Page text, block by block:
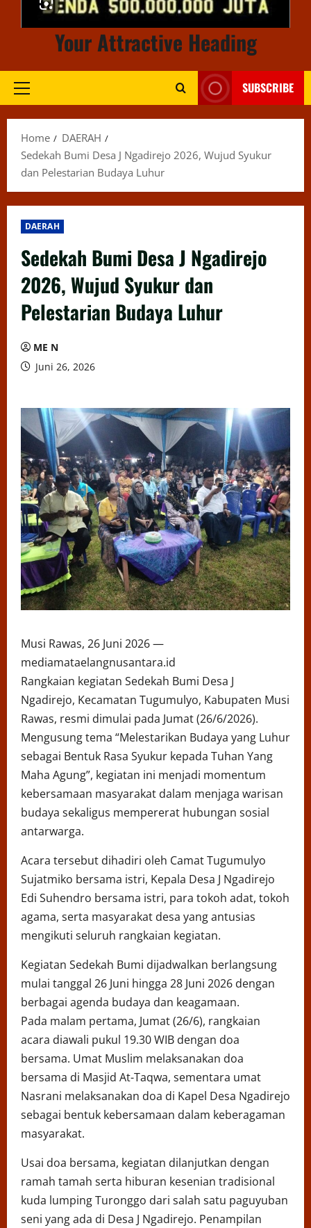
Your Attractive Heading
Primary
SUBSCRIBE
Home
DAERAH
Sedekah Bumi Desa J Ngadirejo 2026, Wujud Syukur
dan Pelestarian Budaya Luhur
DAERAH
Sedekah Bumi Desa J Ngadirejo
2026, Wujud Syukur dan
Pelestarian Budaya Luhur
ME N
Juni 26, 2026
Musi Rawas, 26 Juni 2026 —
mediamataelangnusantara.id
Rangkaian kegiatan Sedekah Bumi Desa J
Ngadirejo, Kecamatan Tugumulyo, Kabupaten Musi
Rawas, resmi dimulai pada Jumat (26/6/2026).
Mengusung tema “Melestarikan Budaya yang Luhur
sebagai Bentuk Rasa Syukur kepada Tuhan Yang
Maha Agung”, kegiatan ini menjadi momentum
kebersamaan masyarakat dalam menjaga warisan
budaya sekaligus mempererat hubungan sosial
antarwarga.
Acara tersebut dihadiri oleh Camat Tugumulyo
Sujatmiko bersama istri, Kepala Desa J Ngadirejo
Edi Suhendro bersama istri, para tokoh adat, tokoh
agama, serta masyarakat desa yang antusias
mengikuti seluruh rangkaian kegiatan.
Kegiatan Sedekah Bumi dijadwalkan berlangsung
mulai tanggal 26 Juni hingga 28 Juni 2026 dengan
berbagai agenda budaya dan keagamaan.
Pada malam pertama, Jumat (26/6), rangkaian
acara diawali pukul 19.30 WIB dengan doa
bersama. Umat Muslim melaksanakan doa
bersama di Masjid At-Taqwa, sementara umat
Nasrani melaksanakan doa di Kapel Desa Ngadirejo
sebagai bentuk kebersamaan dalam keberagaman
masyarakat.
Usai doa bersama, kegiatan dilanjutkan dengan
ramah tamah serta hiburan kesenian tradisional
kuda lumping Turonggo dari salah satu paguyuban
seni yang ada di Desa J Ngadirejo. Penampilan